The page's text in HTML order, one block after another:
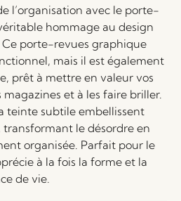
l’organisation avec le porte-
hommage au design
porte-revues graphique
mais il est également
prêt à mettre en valeur vos
et à les faire briller.
teinte subtile embellissent
transformant le désordre en
organisée. Parfait pour le
à la fois la forme et la
de vie.